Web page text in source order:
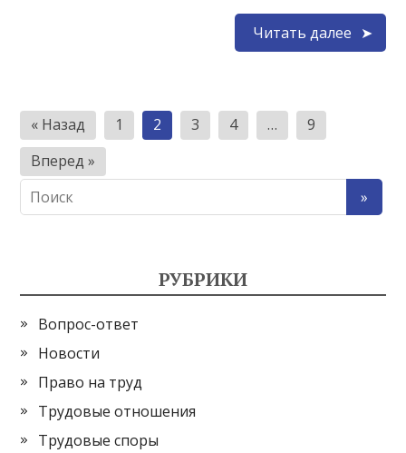
Читать далее
Пагинация
записей
« Назад 1 2 3 4 …
9
Вперед »
РУБРИКИ
Вопрос-ответ
Новости
Право на труд
Трудовые отношения
Трудовые споры